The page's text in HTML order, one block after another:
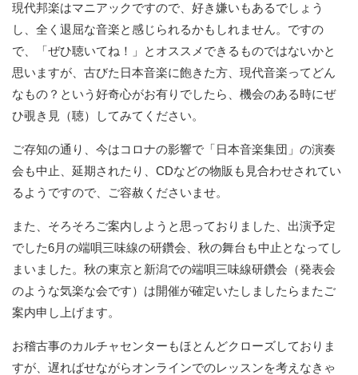
現代邦楽はマニアックですので、好き嫌いもあるでしょう
し、全く退屈な音楽と感じられるかもしれません。ですの
で、「ぜひ聴いてね！」とオススメできるものではないかと
思いますが、古びた日本音楽に飽きた方、現代音楽ってどん
なもの？という好奇心がお有りでしたら、機会のある時にぜ
ひ覗き見（聴）してみてください。
ご存知の通り、今はコロナの影響で「日本音楽集団」の演奏
会も中止、延期されたり、CDなどの物販も見合わせされてい
るようですので、ご容赦くださいませ。
また、そろそろご案内しようと思っておりました、出演予定
でした6月の端唄三味線の研鑽会、秋の舞台も中止となってし
まいました。秋の東京と新潟での端唄三味線研鑽会（発表会
のような気楽な会です）は開催が確定いたしましたらまたご
案内申し上げます。
お稽古事のカルチャセンターもほとんどクローズしておりま
すが、遅ればせながらオンラインでのレッスンを考えなきゃ